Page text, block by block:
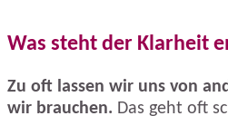
Was steht der Klarheit
Zu oft lassen wir uns von
wir brauchen. Das geht oft